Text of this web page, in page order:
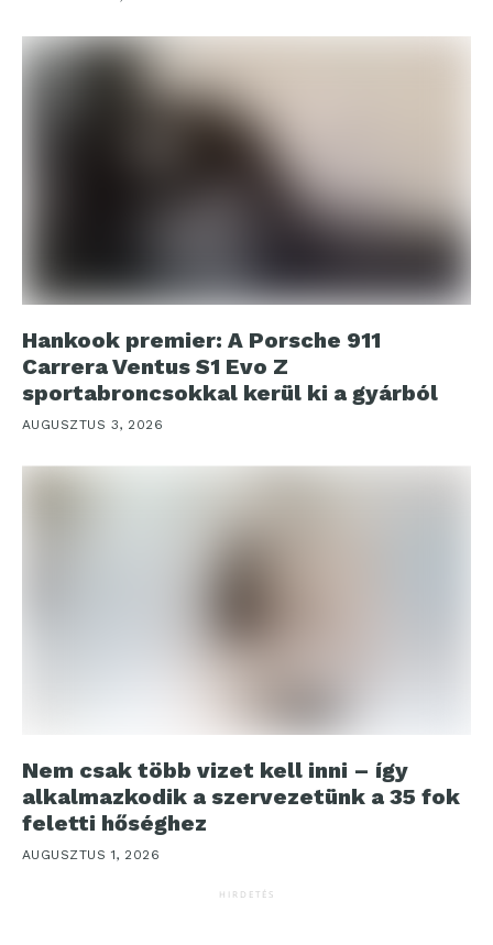
Hankook premier: A Porsche 911
Carrera Ventus S1 Evo Z
sportabroncsokkal kerül ki a gyárból
AUGUSZTUS 3, 2026
Nem csak több vizet kell inni – így
alkalmazkodik a szervezetünk a 35 fok
feletti hőséghez
AUGUSZTUS 1, 2026
HIRDETÉS